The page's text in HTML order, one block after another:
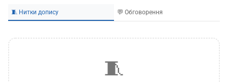
🧵 Нитки допису 💬 Обговорення
🧵